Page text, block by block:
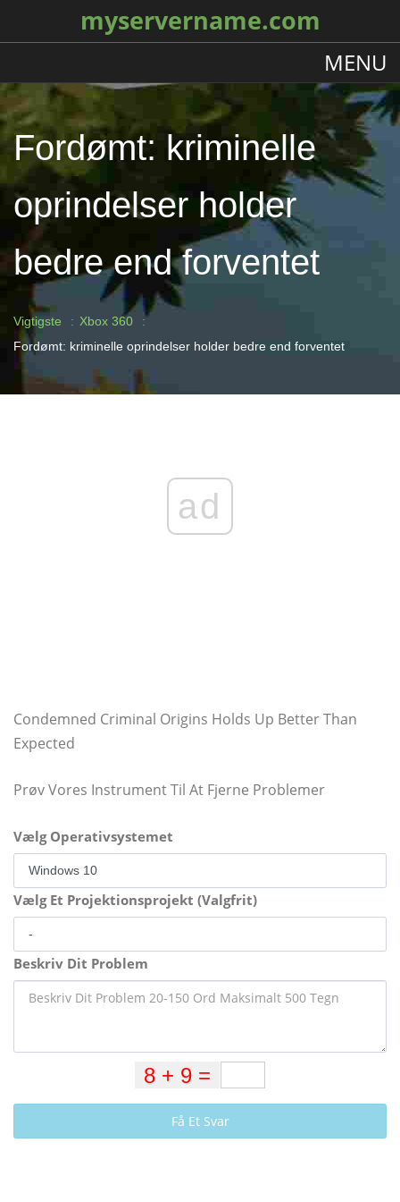
myservername.com
MENU
Fordømt: kriminelle
oprindelser holder
bedre end forventet
Vigtigste
Xbox 360
Fordømt: kriminelle oprindelser holder bedre end forventet
ad
Condemned Criminal Origins Holds Up Better Than
Expected
Prøv Vores Instrument Til At Fjerne Problemer
Vælg Operativsystemet
Vælg Et Projektionsprojekt (Valgfrit)
Beskriv Dit Problem
Få Et Svar